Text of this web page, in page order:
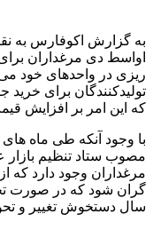
به گزارش اکوفارس به
اواسط دی مرغداران
ریزی در واحدهای خود می
تولیدکنندگان برای خرید
که این امر بر افزایش
با وجود آنکه طی ماه های
مصوب ستاد تنظیم بازار
مرغداران وجود دارد که
گران شود که در صورت
سال دستخوش تغییر و